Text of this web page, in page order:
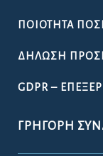
ΠΟΙΌΤΗΤΑ
ΔΉΛΩΣΗ
GDPR –
ΓΡΉΓΟΡΗ